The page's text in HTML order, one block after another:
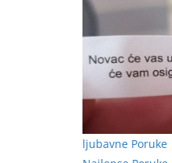
ljubavne Poruke